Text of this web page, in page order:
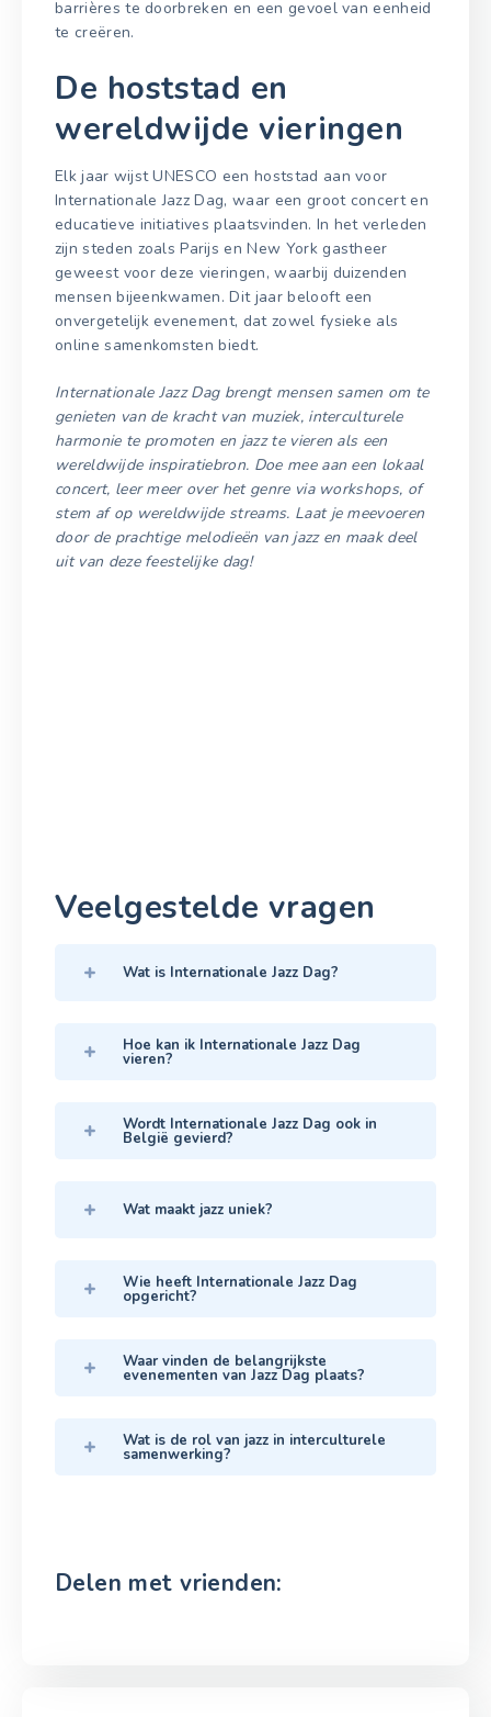
barrières te doorbreken en een gevoel van eenheid
te creëren.
De hoststad en
wereldwijde vieringen
Elk jaar wijst UNESCO een hoststad aan voor
Internationale Jazz Dag, waar een groot concert en
educatieve initiatives plaatsvinden. In het verleden
zijn steden zoals Parijs en New York gastheer
geweest voor deze vieringen, waarbij duizenden
mensen bijeenkwamen. Dit jaar belooft een
onvergetelijk evenement, dat zowel fysieke als
online samenkomsten biedt.
Internationale Jazz Dag brengt mensen samen om te
genieten van de kracht van muziek, interculturele
harmonie te promoten en jazz te vieren als een
wereldwijde inspiratiebron. Doe mee aan een lokaal
concert, leer meer over het genre via workshops, of
stem af op wereldwijde streams. Laat je meevoeren
door de prachtige melodieën van jazz en maak deel
uit van deze feestelijke dag!
Veelgestelde vragen
Wat is Internationale Jazz Dag?
Hoe kan ik Internationale Jazz Dag
vieren?
Wordt Internationale Jazz Dag ook in
België gevierd?
Wat maakt jazz uniek?
Wie heeft Internationale Jazz Dag
opgericht?
Waar vinden de belangrijkste
evenementen van Jazz Dag plaats?
Wat is de rol van jazz in interculturele
samenwerking?
Delen met vrienden: